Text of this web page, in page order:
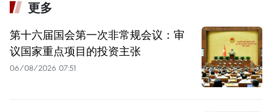
更多
第十六届国会第一次非常规会议：审
议国家重点项目的投资主张
06/08/2026 07:51